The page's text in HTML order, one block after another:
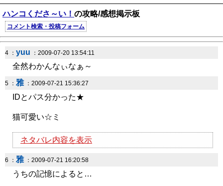
ハンコくださ～い！ の攻略/感想掲示板
コメント検索・投稿フォーム
4 ： yuu ：2009-07-20 13:54:11
全然わかんなぃなぁ～
5 ： 雅 ：2009-07-21 15:36:27
IDとパス分かった★
猫可愛い☆ミ
ネタバレ内容を表示
6 ： 雅 ：2009-07-21 16:20:58
うちの記憶によると…